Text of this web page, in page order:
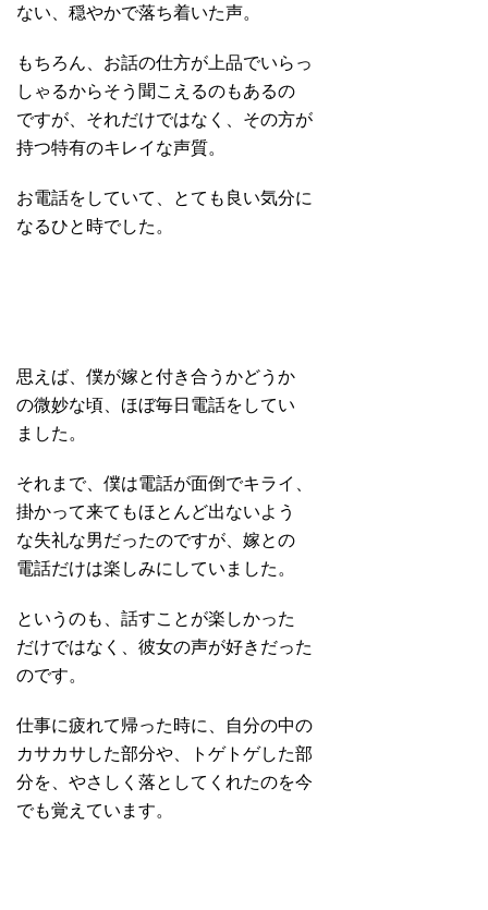
ない、穏やかで落ち着いた声。
もちろん、お話の仕方が上品でいらっ
しゃるからそう聞こえるのもあるの
ですが、それだけではなく、その方が
持つ特有のキレイな声質。
お電話をしていて、とても良い気分に
なるひと時でした。
思えば、僕が嫁と付き合うかどうか
の微妙な頃、ほぼ毎日電話をしてい
ました。
それまで、僕は電話が面倒でキライ、
掛かって来てもほとんど出ないよう
な失礼な男だったのですが、嫁との
電話だけは楽しみにしていました。
というのも、話すことが楽しかった
だけではなく、彼女の声が好きだった
のです。
仕事に疲れて帰った時に、自分の中の
カサカサした部分や、トゲトゲした部
分を、やさしく落としてくれたのを今
でも覚えています。